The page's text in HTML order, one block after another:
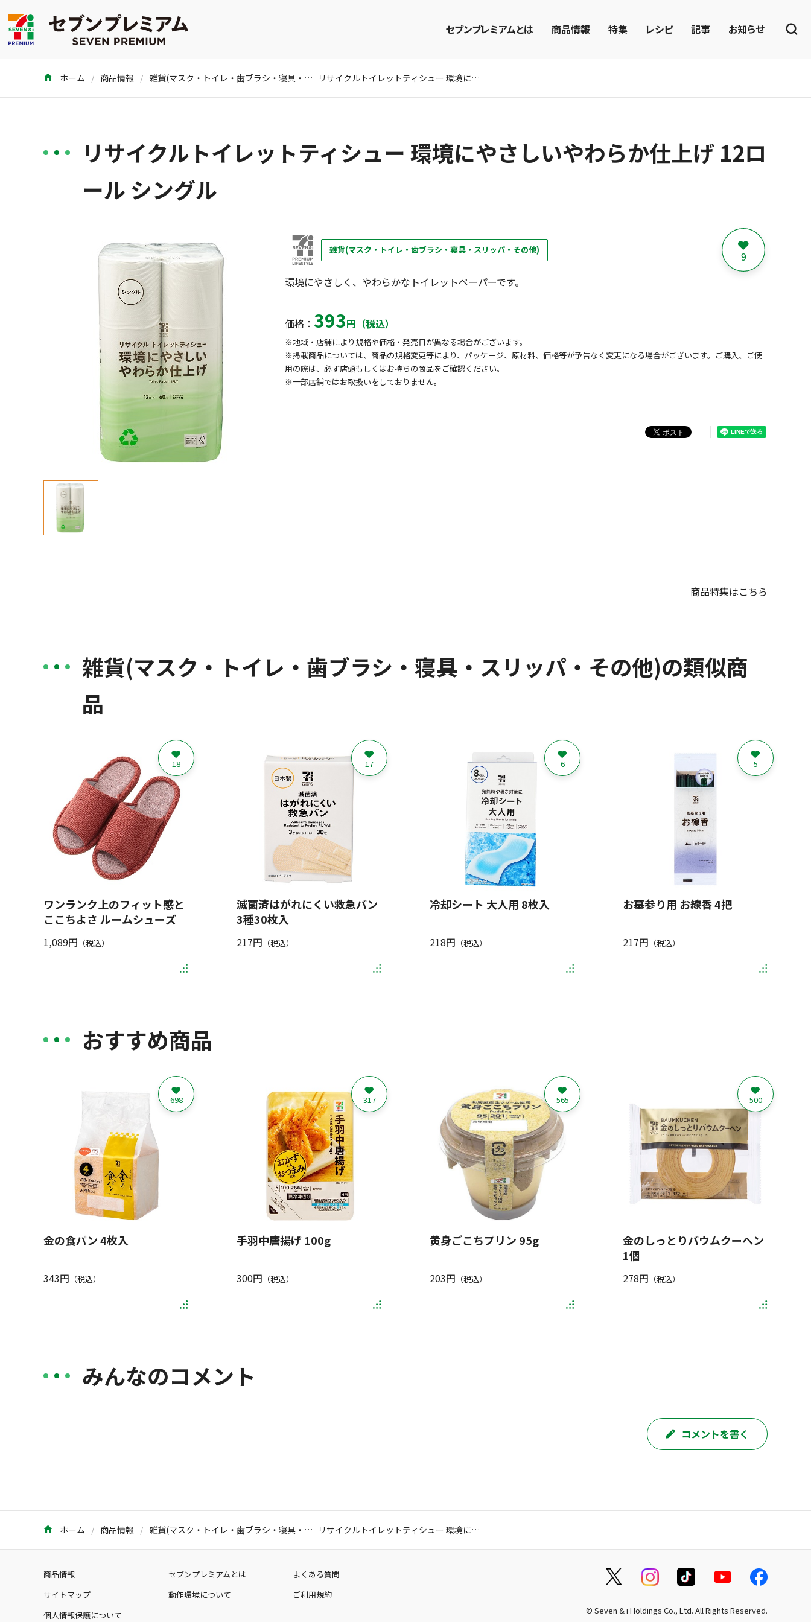
セブンプレミアムとは 商品情報 特集 レシピ 記事 お知らせ
ホーム 商品情報 雑貨(マスク・トイレ・歯ブラシ・寝具・スリッパ・その他) リサイクルトイレットティシュー 環境にやさしいやわらか仕上げ 12ロール シングル
リサイクルトイレットティシュー 環境にやさしいやわらか仕上げ 12ロ
ール シングル
雑貨(マスク・トイレ・歯ブラシ・寝具・スリッパ・その他) 9
環境にやさしく、やわらかなトイレットペーパーです。
価格： 393円（税込）
※地域・店舗により規格や価格・発売日が異なる場合がございます。
※掲載商品については、商品の規格変更等により、パッケージ、原材料、価格等が予告なく変更になる場合がございます。ご購入、ご使
用の際は、必ず店頭もしくはお持ちの商品をご確認ください。
※一部店舗ではお取扱いをしておりません。
商品特集はこちら
雑貨(マスク・トイレ・歯ブラシ・寝具・スリッパ・その他)の類似商
品
ワンランク上のフィット感と
ここちよさ ルームシューズ
1,089円 （税込）
18
滅菌済はがれにくい救急バン
3種30枚入
217円 （税込）
17
冷却シート 大人用 8枚入
218円 （税込）
6
お墓参り用 お線香 4把
217円 （税込）
5
おすすめ商品
金の食パン 4枚入
343円 （税込）
698
手羽中唐揚げ 100g
300円 （税込）
317
黄身ごこちプリン 95g
203円 （税込）
565
金のしっとりバウムクーヘン
1個
278円 （税込）
500
みんなのコメント
コメントを書く
ホーム 商品情報 雑貨(マスク・トイレ・歯ブラシ・寝具・スリッパ・その他) リサイクルトイレットティシュー 環境にやさしいやわらか仕上げ 12ロール シングル
商品情報 セブンプレミアムとは
よくある質問
サイトマップ
動作環境について
ご利用規約
個人情報保護について
© Seven & i Holdings Co., Ltd. All Rights Reserved.